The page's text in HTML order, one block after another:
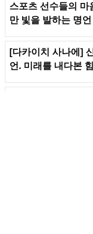
스포츠 선수들의 마
만 빛을 발하는 명
[다카이치 사나에]
언. 미래를 내다본